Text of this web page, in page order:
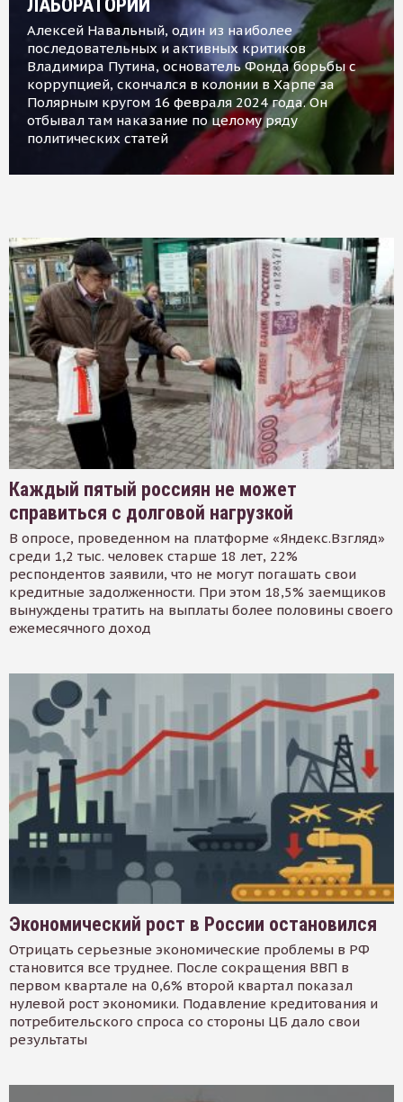
ЛАБОРАТОРИИ
Алексей Навальный, один из наиболее
последовательных и активных критиков
Владимира Путина, основатель Фонда борьбы с
коррупцией, скончался в колонии в Харпе за
Полярным кругом 16 февраля 2024 года. Он
отбывал там наказание по целому ряду
политических статей
Каждый пятый россиян не может
справиться с долговой нагрузкой
В опросе, проведенном на платформе «Яндекс.Взгляд»
среди 1,2 тыс. человек старше 18 лет, 22%
респондентов заявили, что не могут погашать свои
кредитные задолженности. При этом 18,5% заемщиков
вынуждены тратить на выплаты более половины своего
ежемесячного доход
Экономический рост в России остановился
Отрицать серьезные экономические проблемы в РФ
становится все труднее. После сокращения ВВП в
первом квартале на 0,6% второй квартал показал
нулевой рост экономики. Подавление кредитования и
потребительского спроса со стороны ЦБ дало свои
результаты